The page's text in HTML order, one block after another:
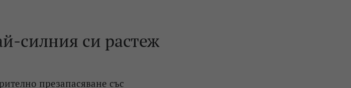
силния си растеж
презапасяване със